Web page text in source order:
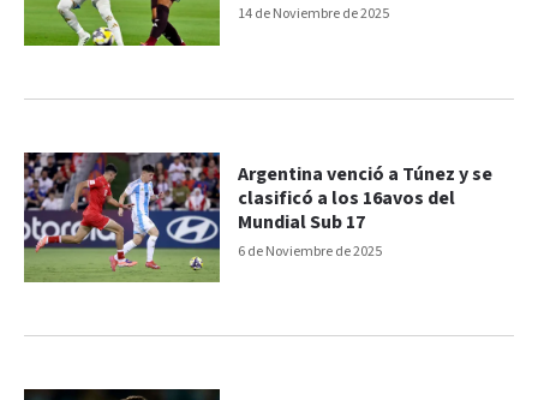
14 de Noviembre de 2025
6 de Noviembre de 2025
Argentina venció a Túnez y se
clasificó a los 16avos del
Mundial Sub 17